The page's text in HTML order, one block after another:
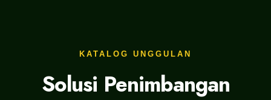
KATALOG UNGGULAN
Solusi Penimbangan